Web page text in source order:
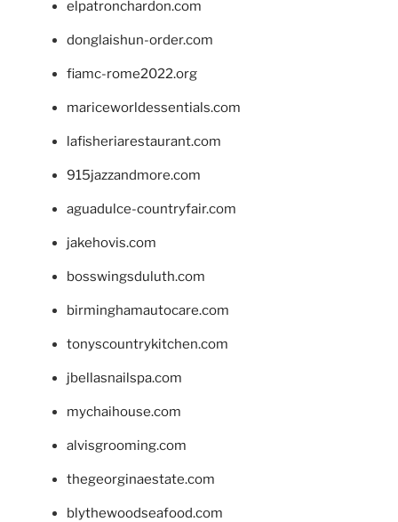
elpatronchardon.com
donglaishun-order.com
fiamc-rome2022.org
mariceworldessentials.com
lafisheriarestaurant.com
915jazzandmore.com
aguadulce-countryfair.com
jakehovis.com
bosswingsduluth.com
birminghamautocare.com
tonyscountrykitchen.com
jbellasnailspa.com
mychaihouse.com
alvisgrooming.com
thegeorginaestate.com
blythewoodseafood.com